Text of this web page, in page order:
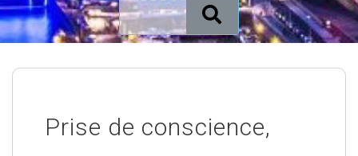
Prise de conscience,